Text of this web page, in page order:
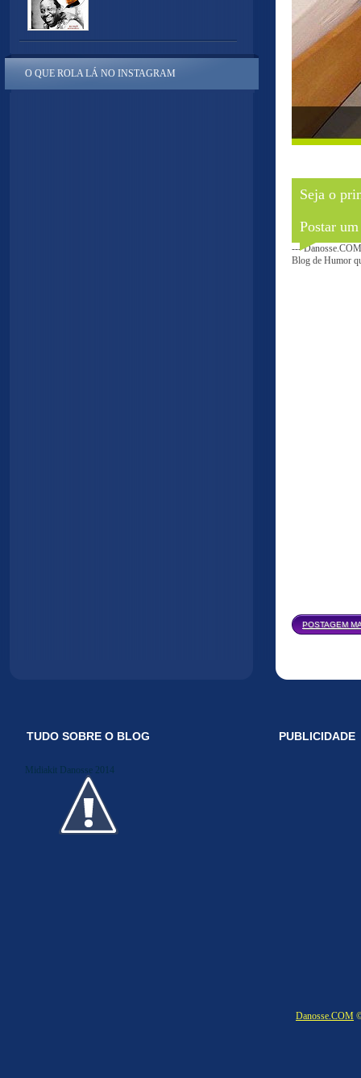
Seja o
Postar
---
Blog de Humor
POSTAGEM
O QUE ROLA LÁ NO INSTAGRAM
TUDO SOBRE O BLOG
Midiakit Danosse 2014
PUBLICIDADE
Danosse.COM